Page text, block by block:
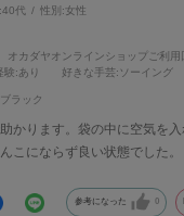
40代 性別:女性
オカダヤオンラインショップご利用
験:あり 好きな手芸:ソーイング
ラック
かります。袋の中に空気を
こにならず良い状態でした。
参考になった 0